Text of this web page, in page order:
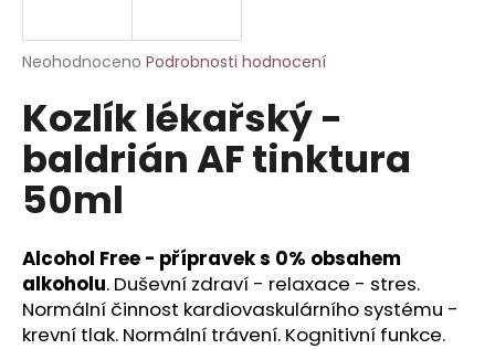
Průměrné
produktu
je
0,0
5
hvězdiček.
Neohodnoceno Podrobnosti hodnocení
Kozlík lékařský -
baldrián AF tinktura
50ml
Alcohol Free - přípravek s 0% obsahem
alkoholu. Duševní zdraví - relaxace - stres.
Normální činnost kardiovaskulárního systému -
krevní tlak. Normální trávení. Kognitivní funkce.
j
t
?
HLEDAT